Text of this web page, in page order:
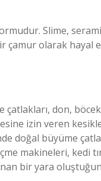
Slime,
çamur olarak hayal
çatlakları, don,
izin veren
doğal büyüme
makineleri,
bir yara